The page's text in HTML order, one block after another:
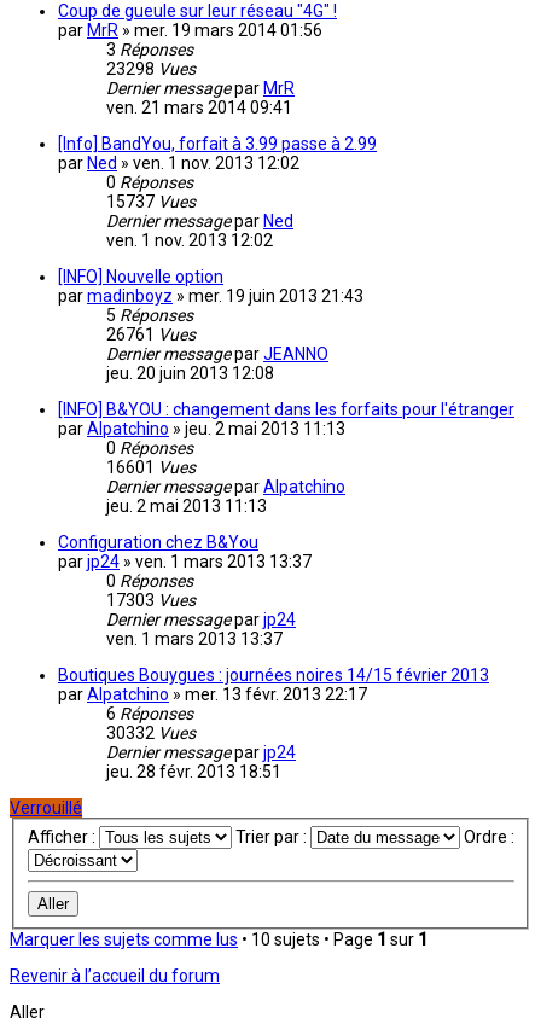
Coup de gueule sur leur réseau "4G" !
par MrR » mer. 19 mars 2014 01:56
3 Réponses
23298 Vues
Dernier messagepar MrR
ven. 21 mars 2014 09:41
[Info] BandYou, forfait à 3.99 passe à 2.99
par Ned » ven. 1 nov. 2013 12:02
0 Réponses
15737 Vues
Dernier messagepar Ned
ven. 1 nov. 2013 12:02
[INFO] Nouvelle option
parmadinboyz » mer. 19 juin 2013 21:43
5 Réponses
26761 Vues
Dernier messageparJEANNO
jeu. 20 juin 2013 12:08
[INFO] B&YOU : changement dans les forfaits pour l'étranger
parAlpatchino » jeu. 2 mai 2013 11:13
0 Réponses
16601 Vues
Dernier messageparAlpatchino
jeu. 2 mai 2013 11:13
Configuration chez B&You
parjp24 » ven. 1 mars 2013 13:37
0 Réponses
17303 Vues
Dernier messageparjp24
ven. 1 mars 2013 13:37
Boutiques Bouygues : journées noires 14/15 février 2013
parAlpatchino » mer. 13 févr. 2013 22:17
6 Réponses
30332 Vues
Dernier messageparjp24
jeu. 28 févr. 2013 18:51
Verrouillé
Afficher :
Trier par : Ordre :
Marquer les sujets comme lus • 10 sujets • Page 1 sur 1
Revenir à l’accueil du forum
Aller